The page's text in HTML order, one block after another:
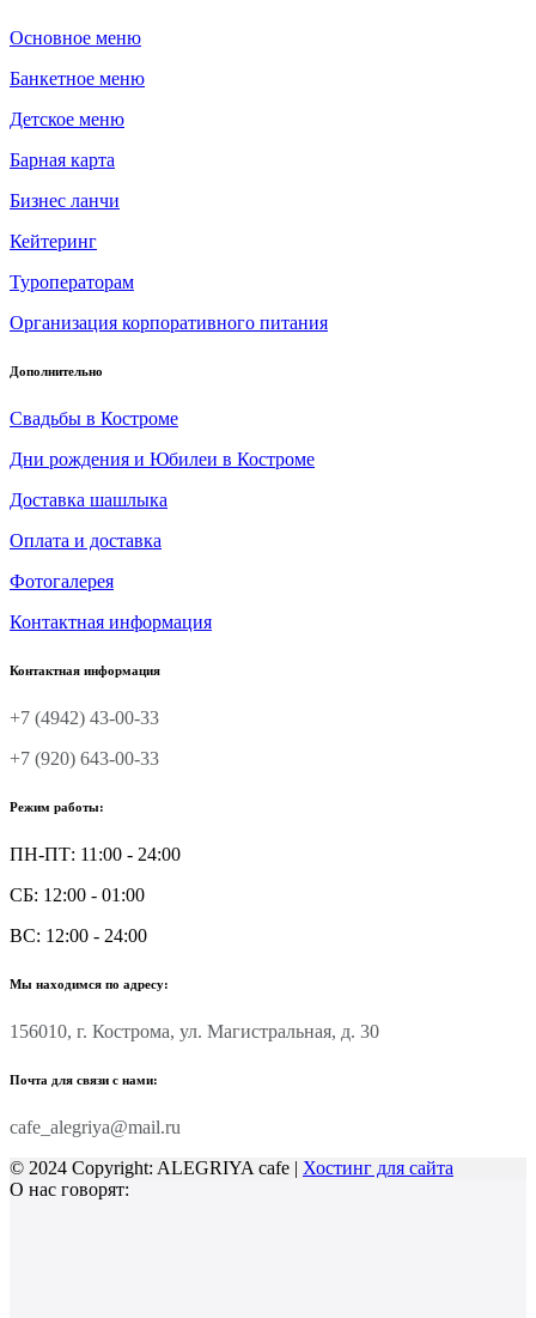
Основное меню
Банкетное меню
Детское меню
Барная карта
Бизнес ланчи
Кейтеринг
Туроператорам
Организация корпоративного питания
Дополнительно
Свадьбы в Костроме
Дни рождения и Юбилеи в Костроме
Доставка шашлыка
Оплата и доставка
Фотогалерея
Контактная информация
Контактная информация
+7 (4942) 43-00-33
+7 (920) 643-00-33
Режим работы:
ПН-ПТ: 11:00 - 24:00
СБ: 12:00 - 01:00
ВС: 12:00 - 24:00
Мы находимся по адресу:
156010, г. Кострома, ул. Магистральная, д. 30
Почта для связи с нами:
cafe_alegriya@mail.ru
© 2024 Copyright: ALEGRIYA cafe | Хостинг для сайта
О нас говорят: